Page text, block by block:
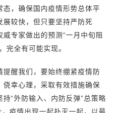
，确保国内疫情形势总体平
较快，但只要坚持严防死
专家做出的预测“一月中旬阻
完全有可能实现。
醒我们，要始终绷紧疫情防
幸心理，采取有效措施确保
“外防输入、内防反弹”总策略